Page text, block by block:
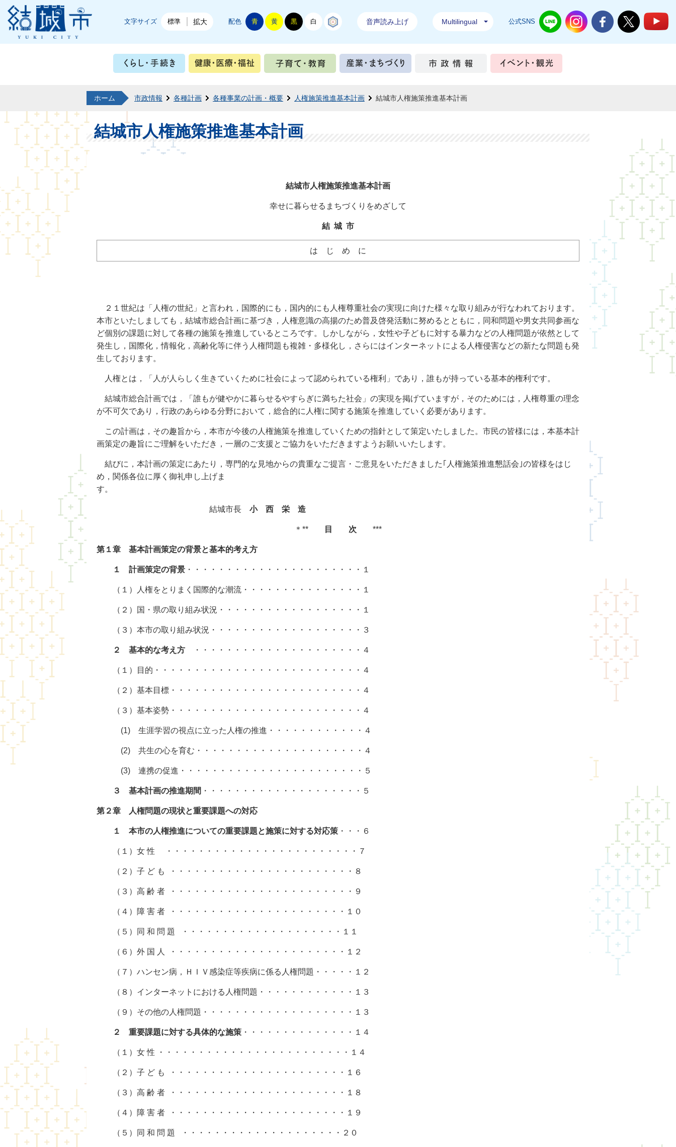
結城市公式ホームページ
文字サイズ 標準 拡大 配色 青 黄 黒 白 音声読み上げ Multilingual 公式SNS 結城市公式LINE結城市公式Instagram
結城市公式Facebook
結城市公式
くらし・手続き 健康・医療・福祉 子育て・教育 産業・まちづくり 市政情報
ホーム 市政情報 各種計画 各種事業の計画・概要 人権施策推進基本計画 結城市人権施策推進基本計画
結城市人権施策推進基本計画
結城市人権施策推進基本計画
幸せに暮らせるまちづくりをめざして
結 城 市
は じ め に
２１世紀は「人権の世紀」と言われ，国際的にも，国内的にも人権尊重社会の実現に向けた様々な取り組みが行なわれております。
本市といたしましても，結城市総合計画に基づき，人権意識の高揚のため普及啓発活動に努めるとともに，同和問題や男女共同参画な
ど個別の課題に対して各種の施策を推進しているところです。しかしながら，女性や子どもに対する暴力などの人権問題が依然として
発生し，国際化，情報化，高齢化等に伴う人権問題も複雑・多様化し，さらにはインターネットによる人権侵害などの新たな問題も発
生しております。
人権とは，「人が人らしく生きていくために社会によって認められている権利」であり，誰もが持っている基本的権利です。
結城市総合計画では，「誰もが健やかに暮らせるやすらぎに満ちた社会」の実現を掲げていますが，そのためには，人権尊重の理念
が不可欠であり，行政のあらゆる分野において，総合的に人権に関する施策を推進していく必要があります。
この計画は，その趣旨から，本市が今後の人権施策を推進していくための指針として策定いたしました。市民の皆様には，本基本計
画策定の趣旨にご理解をいただき，一層のご支援とご協力をいただきますようお願いいたします。
結びに，本計画の策定にあたり，専門的な見地からの貴重なご提言・ご意見をいただきました｢人権施策推進懇話会｣の皆様をはじ
め，関係各位に厚く御礼申し上げま
す。
結城市長 小 西 栄 造
＊** 目 次 ***
第１章 基本計画策定の背景と基本的考え方
１ 計画策定の背景 ・・・・・・・・・・・・・・・・・・・・・・１
（１）人権をとりまく国際的な潮流・・・・・・・・・・・・・・・１
（２）国・県の取り組み状況・・・・・・・・・・・・・・・・・・１
（３）本市の取り組み状況・・・・・・・・・・・・・・・・・・・３
２ 基本的な考え方 ・・・・・・・・・・・・・・・・・・・・・４
（１）目的・・・・・・・・・・・・・・・・・・・・・・・・・・４
（２）基本目標・・・・・・・・・・・・・・・・・・・・・・・・４
（３）基本姿勢・・・・・・・・・・・・・・・・・・・・・・・・４
(1) 生涯学習の視点に立った人権の推進・・・・・・・・・・・・４
(2) 共生の心を育む・・・・・・・・・・・・・・・・・・・・・４
(3) 連携の促進・・・・・・・・・・・・・・・・・・・・・・・５
３ 基本計画の推進期間 ・・・・・・・・・・・・・・・・・・・・５
第２章 人権問題の現状と重要課題への対応
１ 本市の人権推進についての重要課題と施策に対する対応策 ・・・６
（１）女 性 ・・・・・・・・・・・・・・・・・・・・・・・・７
（２）子 ど も ・・・・・・・・・・・・・・・・・・・・・・・８
（３）高 齢 者 ・・・・・・・・・・・・・・・・・・・・・・・９
（４）障 害 者 ・・・・・・・・・・・・・・・・・・・・・・１０
（５）同 和 問 題 ・・・・・・・・・・・・・・・・・・・・１１
（６）外 国 人 ・・・・・・・・・・・・・・・・・・・・・・１２
（７）ハンセン病，ＨＩＶ感染症等疾病に係る人権問題・・・・・１２
（８）インターネットにおける人権問題・・・・・・・・・・・・１３
（９）その他の人権問題・・・・・・・・・・・・・・・・・・・１３
２ 重要課題に対する具体的な施策 ・・・・・・・・・・・・・・１４
（１）女 性 ・・・・・・・・・・・・・・・・・・・・・・・・１４
（２）子 ど も ・・・・・・・・・・・・・・・・・・・・・・１６
（３）高 齢 者 ・・・・・・・・・・・・・・・・・・・・・・１８
（４）障 害 者 ・・・・・・・・・・・・・・・・・・・・・・１９
（５）同 和 問 題 ・・・・・・・・・・・・・・・・・・・・２０